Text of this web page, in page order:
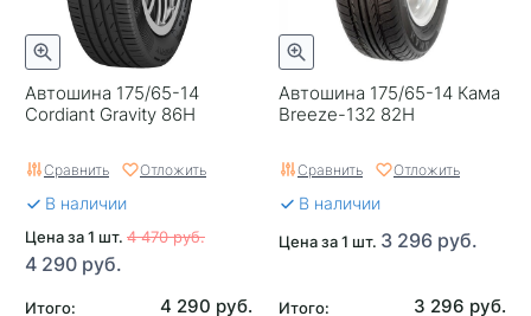
Автошина 175/65-14
Cordiant Gravity 86H
Сравнить Отложить
В наличии
Цена за 1 шт. 4 470 руб.
4 290 руб.
Итого: 4 290 руб.
Автошина 175/65-14 Кама
Breeze-132 82H
Сравнить Отложить
В наличии
Цена за 1 шт. 3 296 руб.
Итого: 3 296 руб.